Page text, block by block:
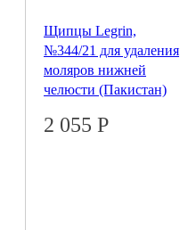
Щипцы Legrin,
№344/21 для удаления
моляров нижней
челюсти (Пакистан)
2 055 Р